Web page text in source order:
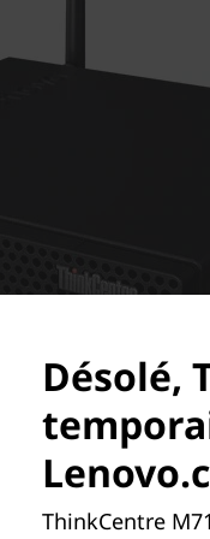
Désolé,
ThinkCentre